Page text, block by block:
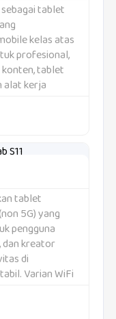
sebagai tablet
kelas atas
profesional,
tablet
alat kerja
buatan
tablet
5G) yang
pengguna
kreator
di
Varian WiFi
teknis